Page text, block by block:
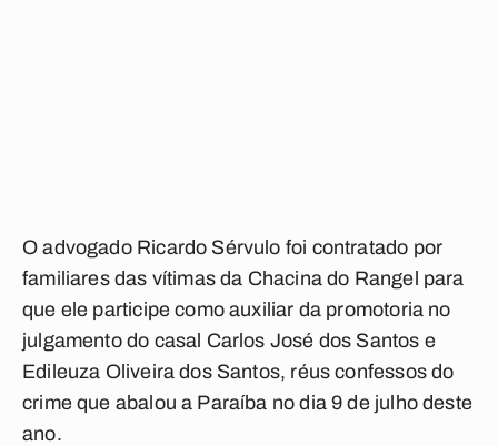
O advogado Ricardo Sérvulo foi contratado por
familiares das vítimas da Chacina do Rangel para
que ele participe como auxiliar da promotoria no
julgamento do casal Carlos José dos Santos e
Edileuza Oliveira dos Santos, réus confessos do
crime que abalou a Paraíba no dia 9 de julho deste
ano.